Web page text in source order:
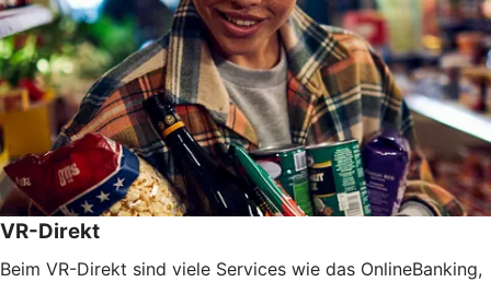
VR-Direkt
Beim VR-Direkt sind viele Services wie das OnlineBanking,